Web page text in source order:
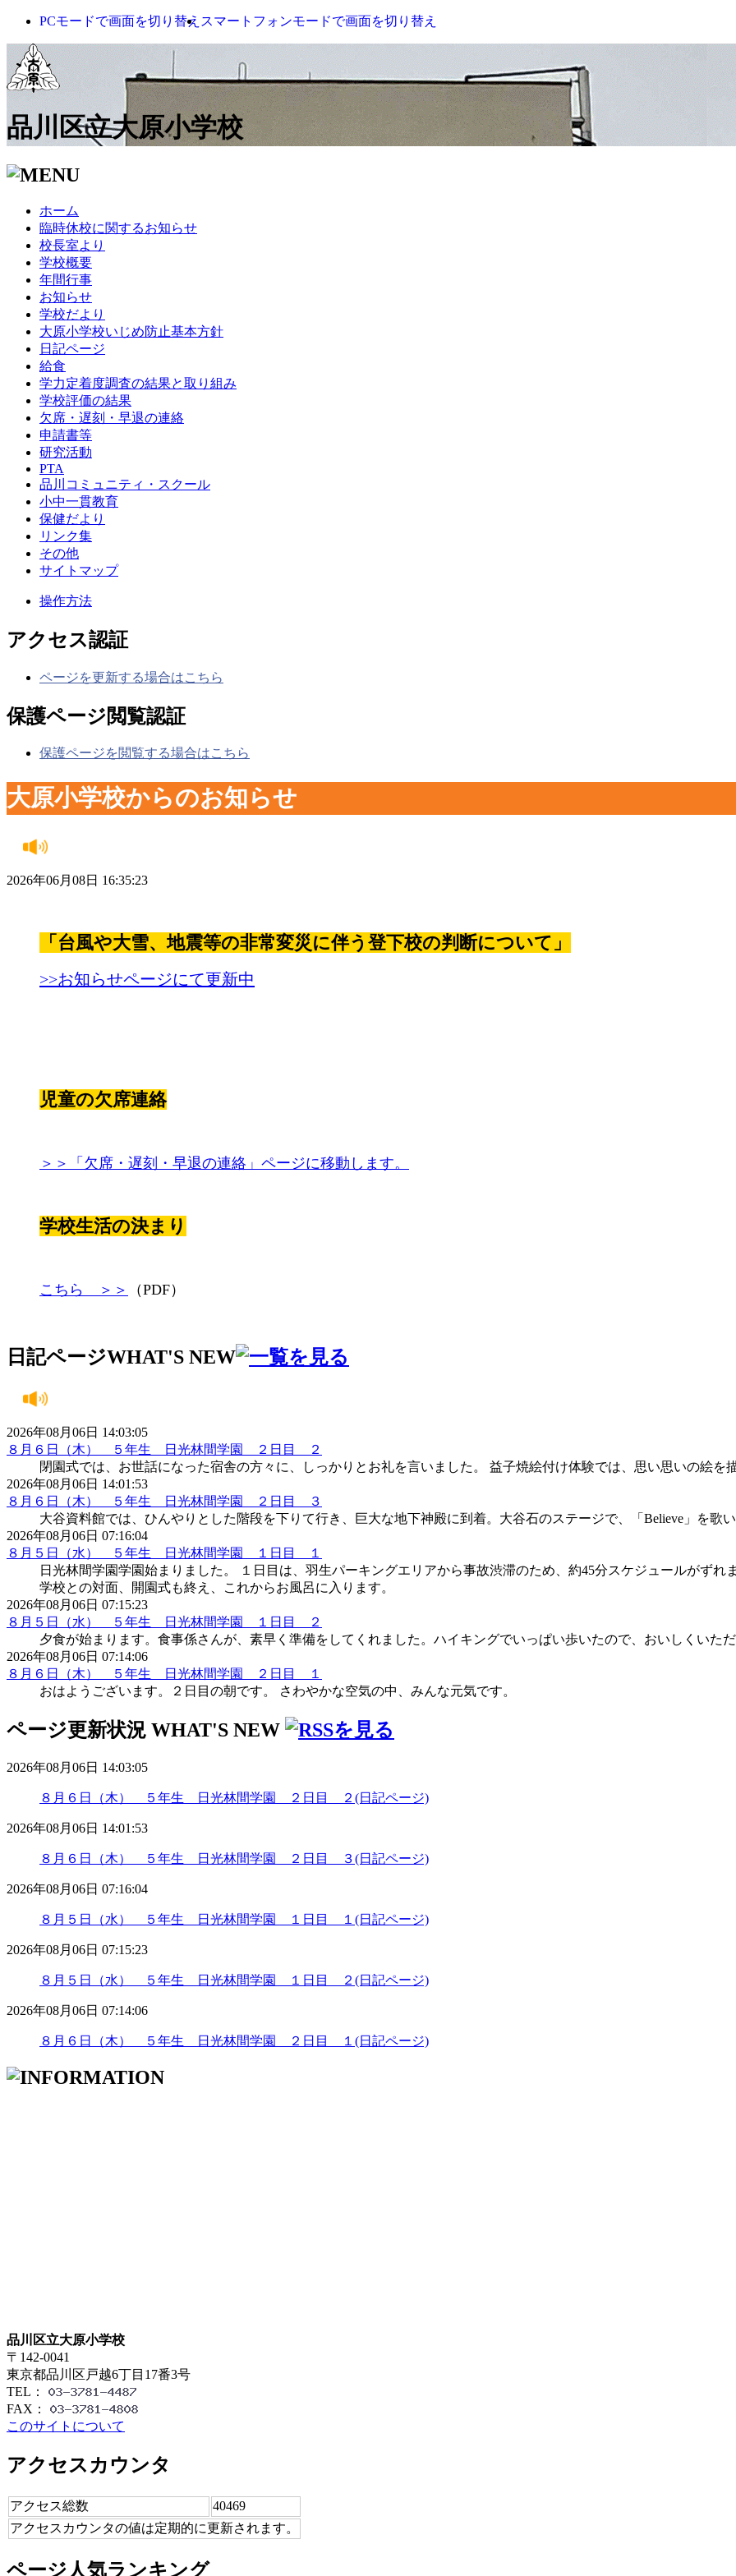
PCモードで画面を切り替え スマートフォンモードで画面を切り替え
品川区立大原小学校
ホーム
臨時休校に関するお知らせ
校長室より
学校概要
年間行事
お知らせ
学校だより
大原小学校いじめ防止基本方針
日記ページ
給食
学力定着度調査の結果と取り組み
学校評価の結果
欠席・遅刻・早退の連絡
申請書等
研究活動
PTA
品川コミュニティ・スクール
小中一貫教育
保健だより
リンク集
その他
サイトマップ
操作方法
アクセス認証
ページを更新する場合はこちら
保護ページ閲覧認証
保護ページを閲覧する場合はこちら
大原小学校からのお知らせ
2026年06月08日 16:35:23
「台風や大雪、地震等の非常変災に伴う登下校の判断について」
>>お知らせページにて更新中
児童の欠席連絡
＞＞「欠席・遅刻・早退の連絡」ページに移動します。
学校生活の決まり
こちら ＞＞ （PDF）
日記ページWHAT'S NEW
2026年08月06日 14:03:05
８月６日（木） ５年生 日光林間学園 ２日目 ２
閉園式では、お世話になった宿舎の方々に、しっかりとお礼を言いました。 益子焼絵付け体験では、思い思いの絵を
2026年08月06日 14:01:53
８月６日（木） ５年生 日光林間学園 ２日目 ３
大谷資料館では、ひんやりとした階段を下りて行き、巨大な地下神殿に到着。大谷石のステージで、「Believe」を歌
2026年08月06日 07:16:04
８月５日（水） ５年生 日光林間学園 １日目 １
日光林間学園学園始まりました。 １日目は、羽生パーキングエリアから事故渋滞のため、約45分スケジュールがず
学校との対面、開園式も終え、これからお風呂に入ります。
2026年08月06日 07:15:23
８月５日（水） ５年生 日光林間学園 １日目 ２
夕食が始まります。食事係さんが、素早く準備をしてくれました。ハイキングでいっぱい歩いたので、おいしくいただ
2026年08月06日 07:14:06
８月６日（木） ５年生 日光林間学園 ２日目 １
おはようございます。２日目の朝です。 さわやかな空気の中、みんな元気です。
ページ更新状況 WHAT'S NEW
2026年08月06日 14:03:05
８月６日（木） ５年生 日光林間学園 ２日目 ２(日記ページ)
2026年08月06日 14:01:53
８月６日（木） ５年生 日光林間学園 ２日目 ３(日記ページ)
2026年08月06日 07:16:04
８月５日（水） ５年生 日光林間学園 １日目 １(日記ページ)
2026年08月06日 07:15:23
８月５日（水） ５年生 日光林間学園 １日目 ２(日記ページ)
2026年08月06日 07:14:06
８月６日（木） ５年生 日光林間学園 ２日目 １(日記ページ)
品川区立大原小学校
〒142-0041
東京都品川区戸越6丁目17番3号
TEL：
FAX：
このサイトについて
アクセスカウンタ
アクセス総数
40469
アクセスカウンタの値は定期的に更新されます。
ページ人気ランキング